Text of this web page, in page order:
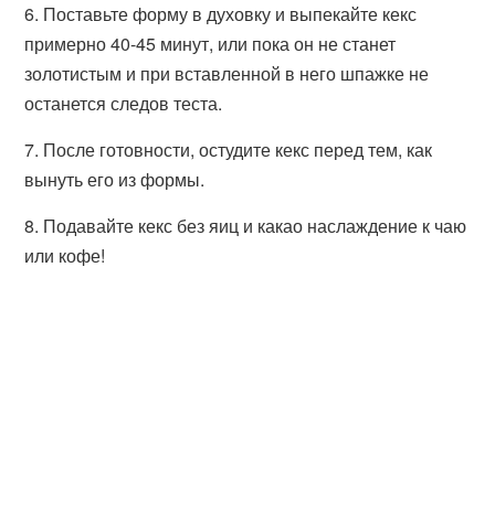
6. Поставьте форму в духовку и выпекайте кекс
примерно 40-45 минут, или пока он не станет
золотистым и при вставленной в него шпажке не
останется следов теста.
7. После готовности, остудите кекс перед тем, как
вынуть его из формы.
8. Подавайте кекс без яиц и какао наслаждение к чаю
или кофе!